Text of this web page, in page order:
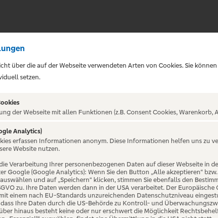
NICHT
über die auf der Webseite verwendeten Arten von Cookies. Sie
setzen.
der Webseite mit allen Funktionen (z.B. Consent Cookies, Warenkorb,
Analytics)
erfassen Informationen anonym. Diese Informationen helfen uns zu
Website nutzen.
Verarbeitung Ihrer personenbezogenen Daten auf dieser Webseite in
Google (Google Analytics): Wenn Sie den Button „Alle akzeptieren“
und auf „Speichern“ klicken, stimmen Sie ebenfalls den
zu. Ihre Daten werden dann in der USA verarbeitet. Der
einem nach EU-Standards unzureichenden Datenschutzniveau
Ihre Daten durch die US-Behörde zu Kontroll- und
hinaus besteht keine oder nur erschwert die Möglichkeit